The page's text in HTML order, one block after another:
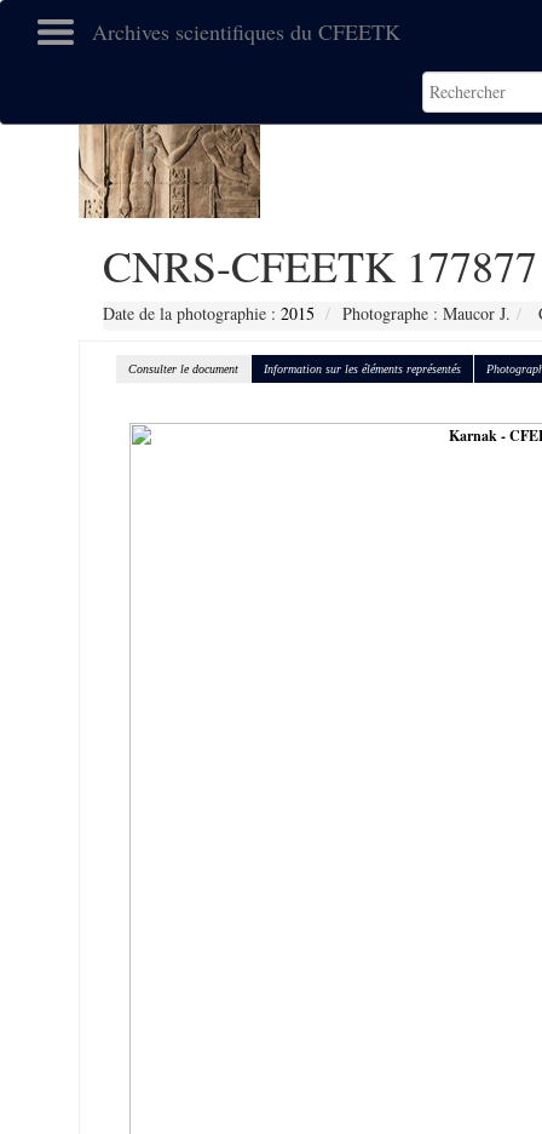
Archives scientifiques du CFEETK
CNRS-CFEETK 177877
Date de la photographie : 2015 Photographe : Maucor J.
Consulter le document Information sur les éléments représentés